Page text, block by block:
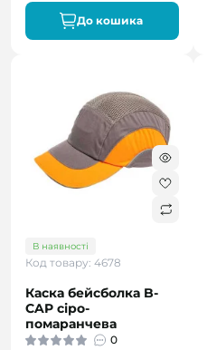
До кошика
В наявності
Код товару: 4678
Каска бейсболка B-
CAP сіро-
помаранчева
0